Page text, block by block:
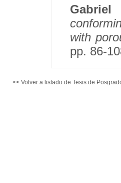
Gabriel
with
pp. 86-
<< Volver a listado de Tesis de